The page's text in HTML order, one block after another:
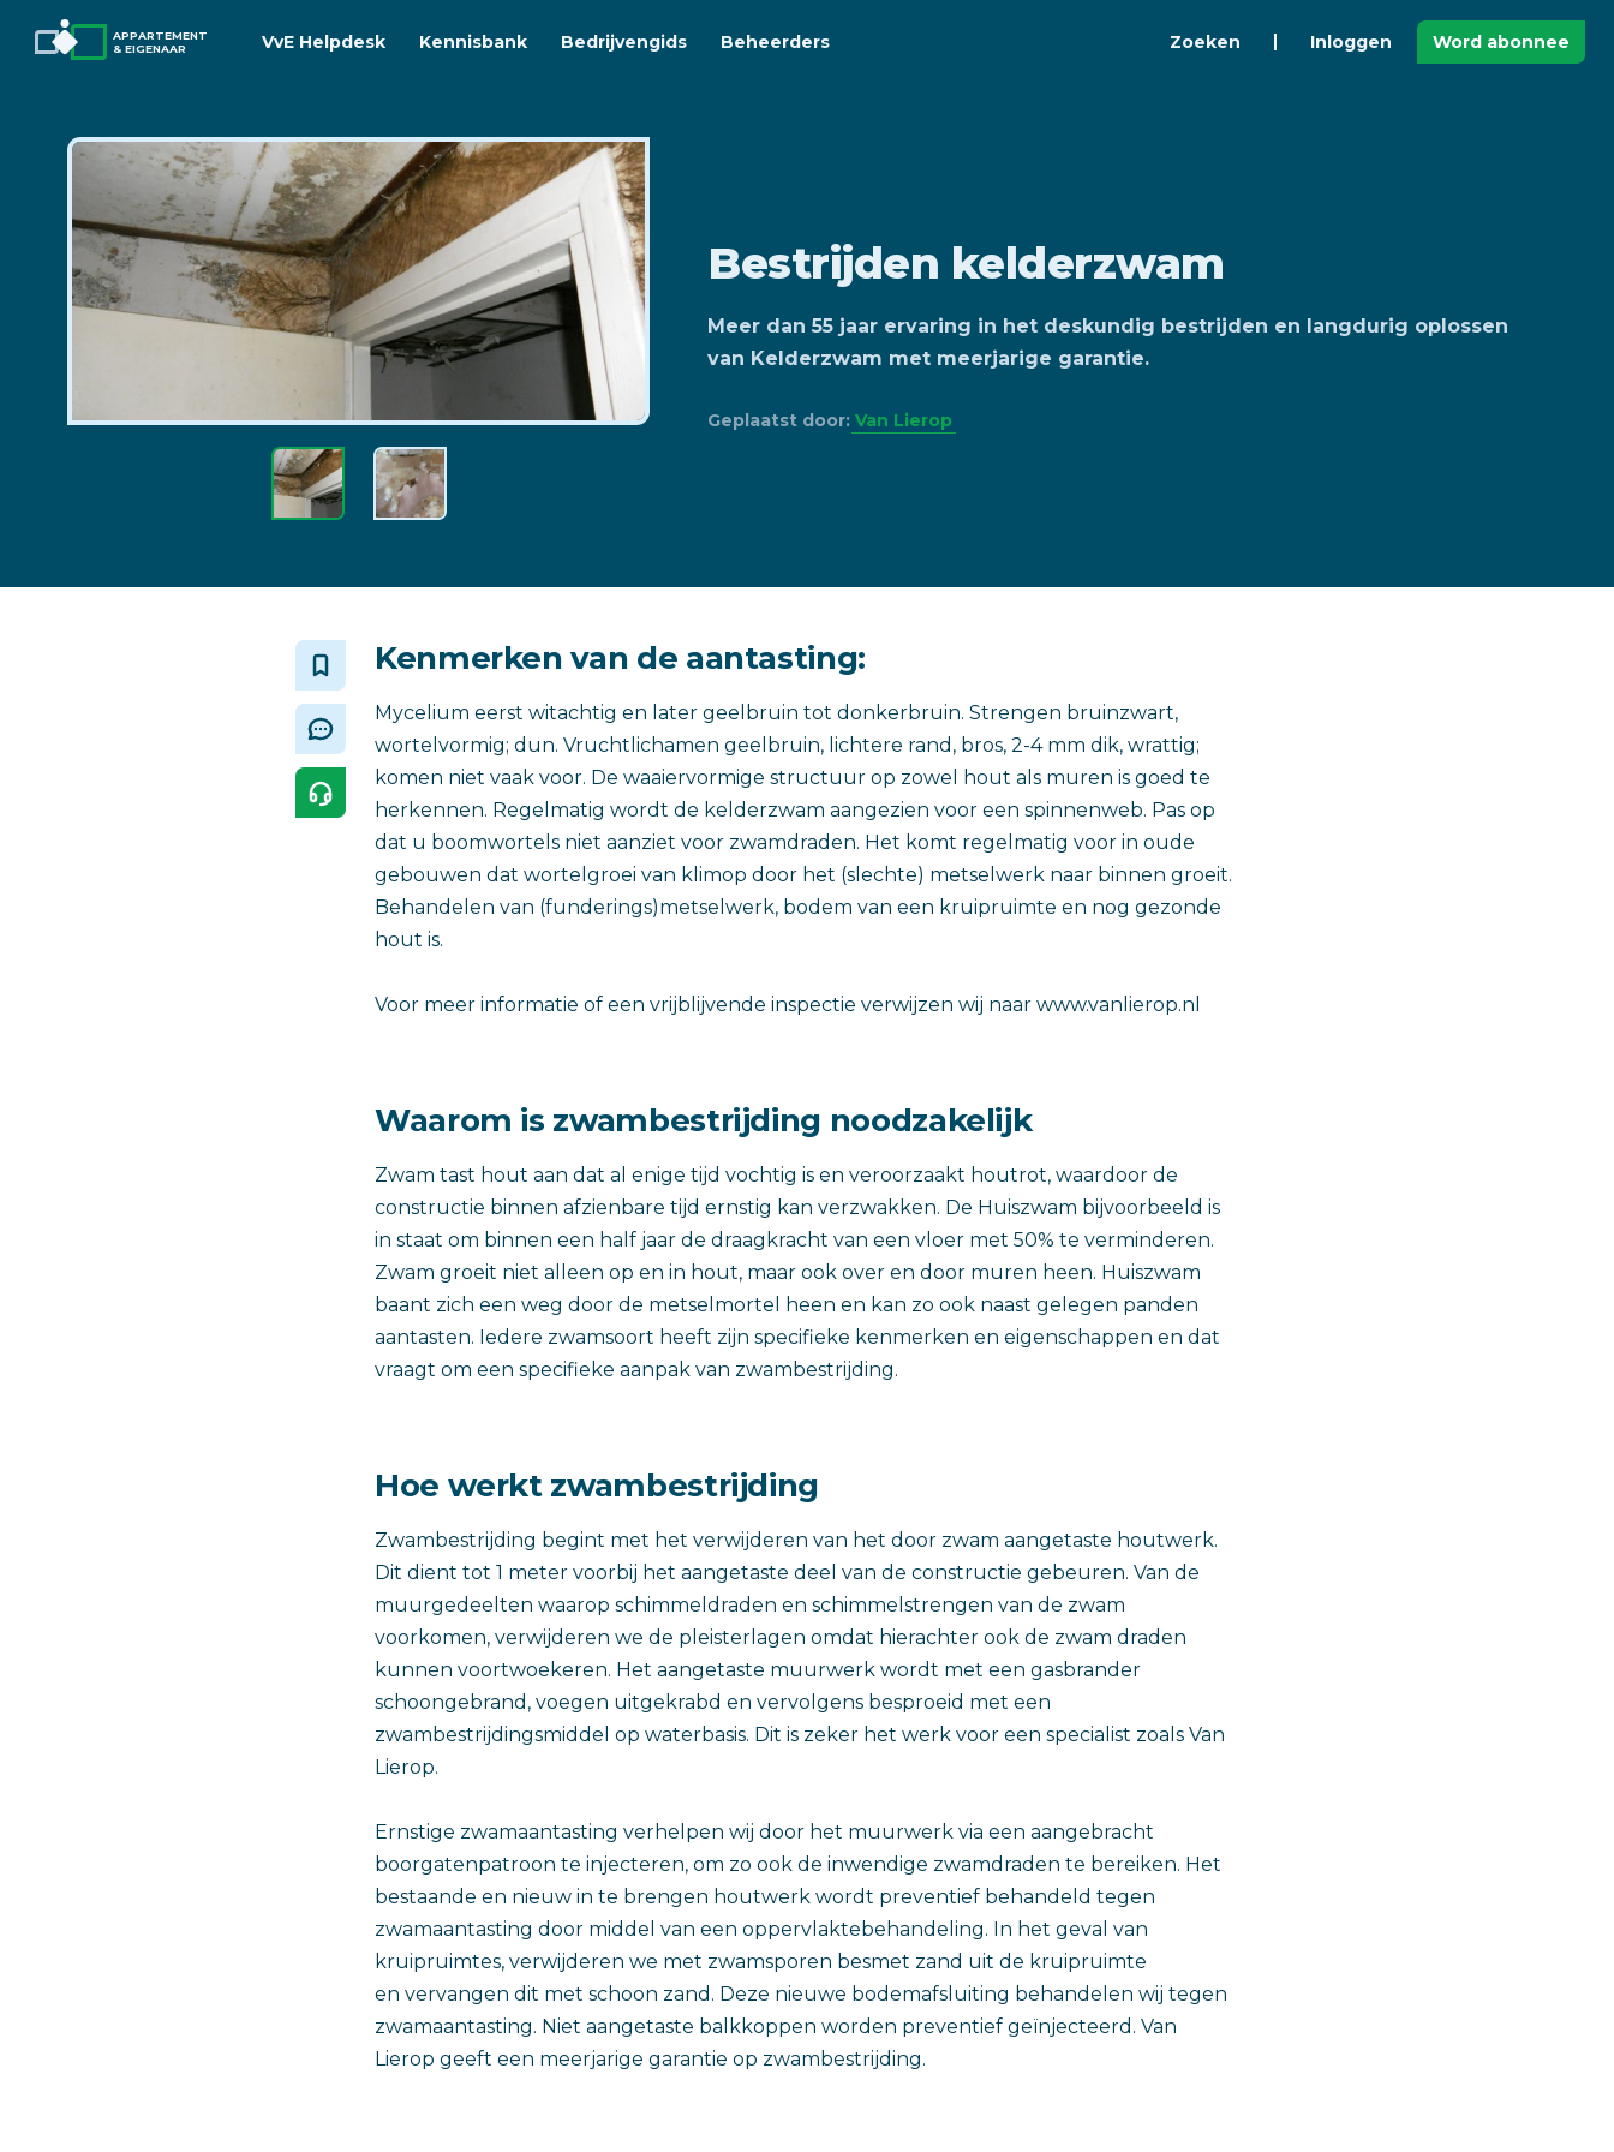
APPARTEMENT
& EIGENAAR
VvE Helpdesk Kennisbank Bedrijvengids Beheerders Zoeken Inloggen Word abonnee
Bestrijden kelderzwam
Meer dan 55 jaar ervaring in het deskundig bestrijden en langdurig oplossen
van Kelderzwam met meerjarige garantie.
Geplaatst door:Van Lierop
Kenmerken van de aantasting:
Mycelium eerst witachtig en later geelbruin tot donkerbruin. Strengen bruinzwart,
wortelvormig; dun. Vruchtlichamen geelbruin, lichtere rand, bros, 2-4 mm dik, wrattig;
komen niet vaak voor. De waaiervormige structuur op zowel hout als muren is goed te
herkennen. Regelmatig wordt de kelderzwam aangezien voor een spinnenweb. Pas op
dat u boomwortels niet aanziet voor zwamdraden. Het komt regelmatig voor in oude
gebouwen dat wortelgroei van klimop door het (slechte) metselwerk naar binnen groeit.
Behandelen van (funderings)metselwerk, bodem van een kruipruimte en nog gezonde
hout is.
Voor meer informatie of een vrijblijvende inspectie verwijzen wij naar www.vanlierop.nl
Waarom is zwambestrijding noodzakelijk
Zwam tast hout aan dat al enige tijd vochtig is en veroorzaakt houtrot, waardoor de
constructie binnen afzienbare tijd ernstig kan verzwakken. De Huiszwam bijvoorbeeld is
in staat om binnen een half jaar de draagkracht van een vloer met 50% te verminderen.
Zwam groeit niet alleen op en in hout, maar ook over en door muren heen. Huiszwam
baant zich een weg door de metselmortel heen en kan zo ook naast gelegen panden
aantasten. Iedere zwamsoort heeft zijn specifieke kenmerken en eigenschappen en dat
vraagt om een specifieke aanpak van zwambestrijding.
Hoe werkt zwambestrijding
Zwambestrijding begint met het verwijderen van het door zwam aangetaste houtwerk.
Dit dient tot 1 meter voorbij het aangetaste deel van de constructie gebeuren. Van de
muurgedeelten waarop schimmeldraden en schimmelstrengen van de zwam
voorkomen, verwijderen we de pleisterlagen omdat hierachter ook de zwam draden
kunnen voortwoekeren. Het aangetaste muurwerk wordt met een gasbrander
schoongebrand, voegen uitgekrabd en vervolgens besproeid met een
zwambestrijdingsmiddel op waterbasis. Dit is zeker het werk voor een specialist zoals Van
Lierop.
Ernstige zwamaantasting verhelpen wij door het muurwerk via een aangebracht
boorgatenpatroon te injecteren, om zo ook de inwendige zwamdraden te bereiken. Het
bestaande en nieuw in te brengen houtwerk wordt preventief behandeld tegen
zwamaantasting door middel van een oppervlaktebehandeling. In het geval van
kruipruimtes, verwijderen we met zwamsporen besmet zand uit de kruipruimte
en vervangen dit met schoon zand. Deze nieuwe bodemafsluiting behandelen wij tegen
zwamaantasting. Niet aangetaste balkkoppen worden preventief geïnjecteerd. Van
Lierop geeft een meerjarige garantie op zwambestrijding.